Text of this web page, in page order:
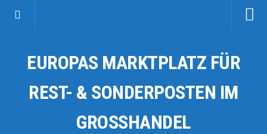
Kategorien
Auto & Motorrad
Fahrzeuge & Transport
EUROPAS MARKTPLATZ FÜR
REST- & SONDERPOSTEN IM
GROSSHANDEL